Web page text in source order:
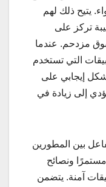
يتيح ذلك لهم
تركز على
سوق مزدحم. عندما
التي تستخدم
إيجابي على
يؤدي إلى زيادة في
بين المطورين
ونصائح
آمنة. يتضمن